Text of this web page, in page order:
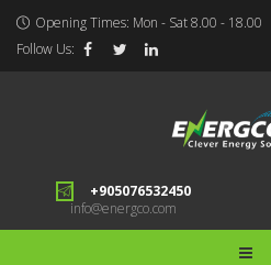
Opening Times: Mon - Sat 8.00 - 18.00
Follow Us:
+905076532450
info@energco.com